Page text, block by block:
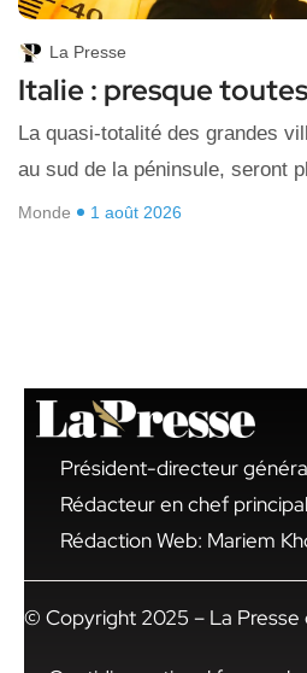
La Presse
Italie : presque
La quasi-totalité des grandes
au sud de la péninsule, seront
Monde 1 août 2026
Président-directeur
Rédacteur en chef
Rédaction Web: Mariem
© Copyright 2025 – La Presse